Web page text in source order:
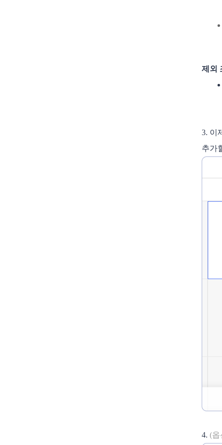
제외
3. 이
추가
4. (